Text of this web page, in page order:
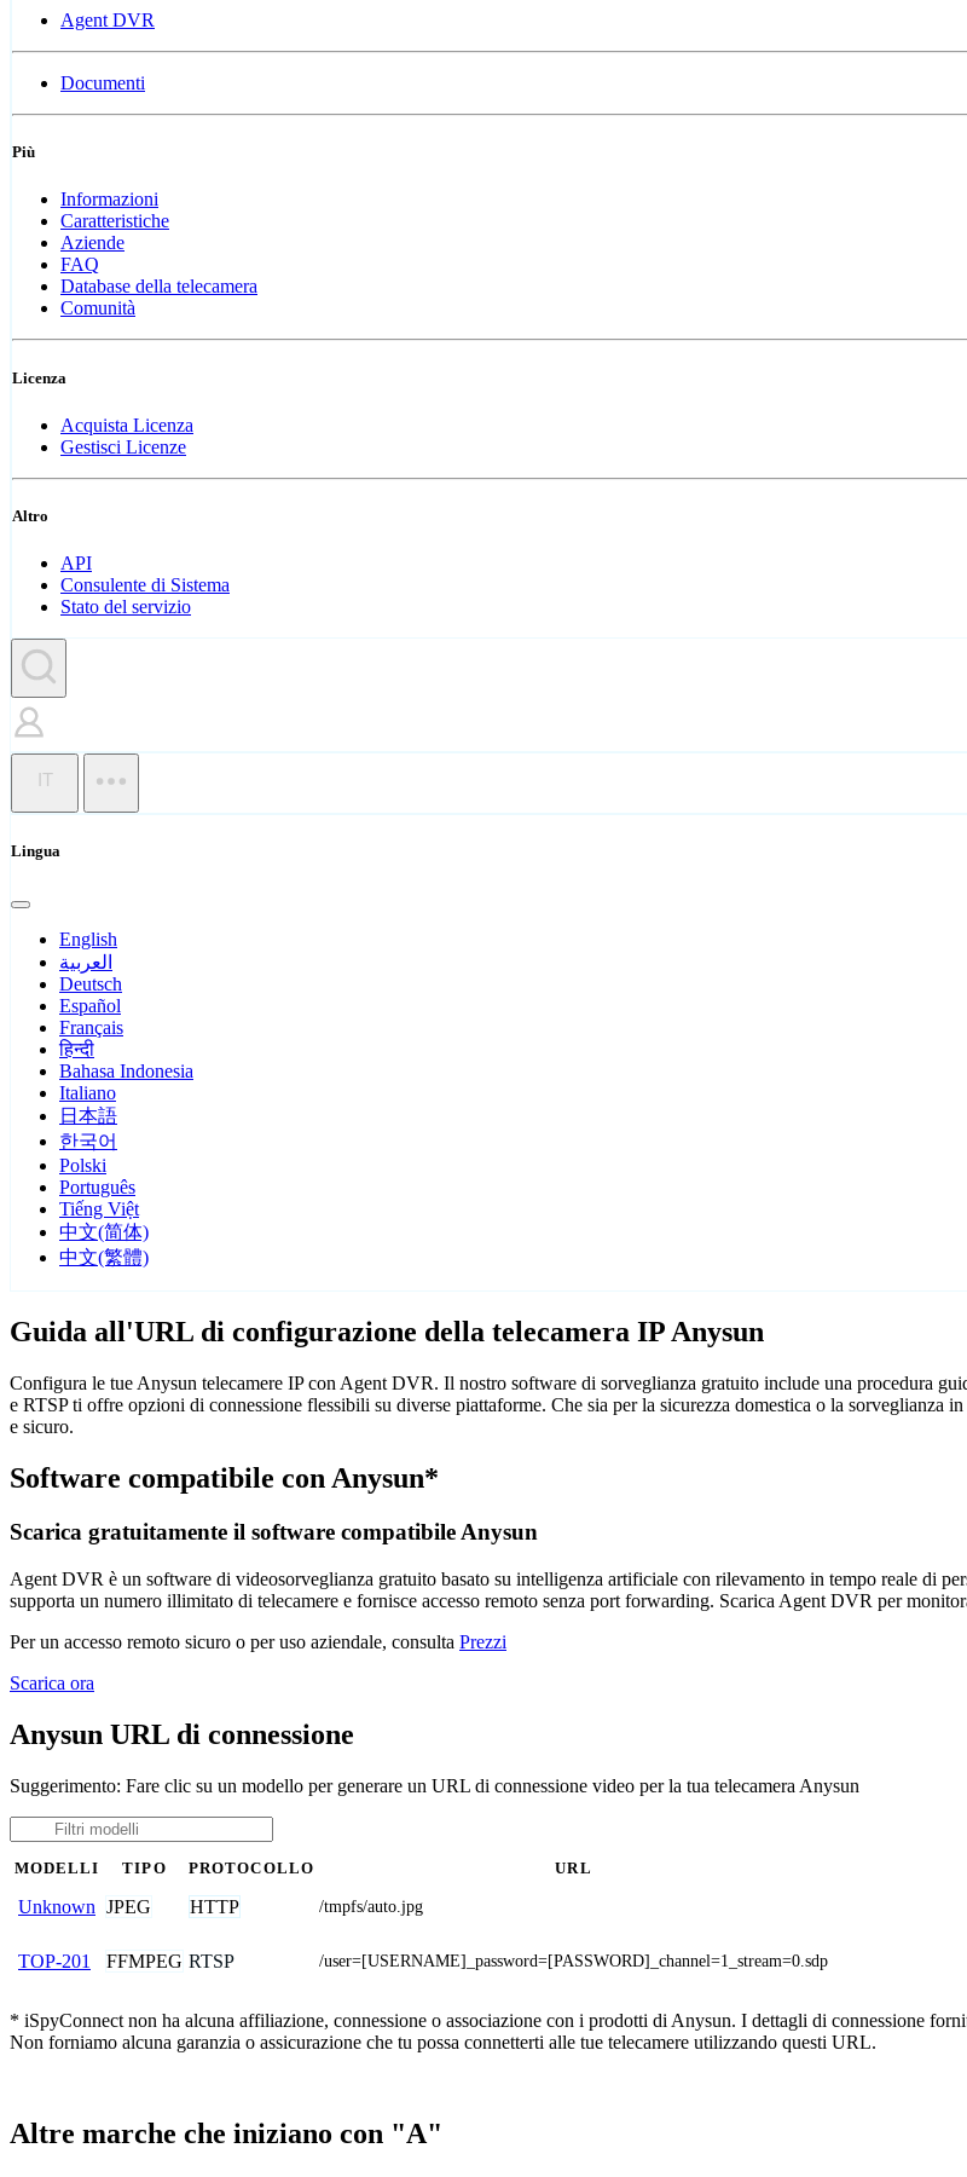
Agent DVR
Documenti
Più
Informazioni
Caratteristiche
Aziende
FAQ
Database della telecamera
Comunità
Licenza
Acquista Licenza
Gestisci Licenze
Altro
API
Consulente di Sistema
Stato del servizio
IT
Lingua
English
العربية
Deutsch
Español
Français
हिन्दी
Bahasa Indonesia
Italiano
日本語
한국어
Polski
Português
Tiếng Việt
中文(简体)
中文(繁體)
Guida all'URL di configurazione della telecamera IP Anysun
Configura le tue Anysun telecamere IP con Agent DVR. Il nostro software di sorveglianza gratuito include una procedura
e RTSP ti offre opzioni di connessione flessibili su diverse piattaforme. Che sia per la sicurezza domestica o la
e sicuro.
Software compatibile con Anysun*
Scarica gratuitamente il software compatibile Anysun
Agent DVR è un software di videosorveglianza gratuito basato su intelligenza artificiale con rilevamento in tempo reale di
supporta un numero illimitato di telecamere e fornisce accesso remoto senza port forwarding. Scarica Agent DVR per
Per un accesso remoto sicuro o per uso aziendale, consulta Prezzi
Scarica ora
Anysun URL di connessione
Suggerimento: Fare clic su un modello per generare un URL di connessione video per la tua telecamera Anysun
MODELLI TIPO PROTOCOLLO URL
Unknown JPEG HTTP /tmpfs/auto.jpg
TOP-201 FFMPEG RTSP /user=[USERNAME]_password=[PASSWORD]_channel=1_stream=0.sdp
* iSpyConnect non ha alcuna affiliazione, connessione o associazione con i prodotti di Anysun. I dettagli di connessione
Non forniamo alcuna garanzia o assicurazione che tu possa connetterti alle tue telecamere utilizzando questi URL.
Altre marche che iniziano con "A"